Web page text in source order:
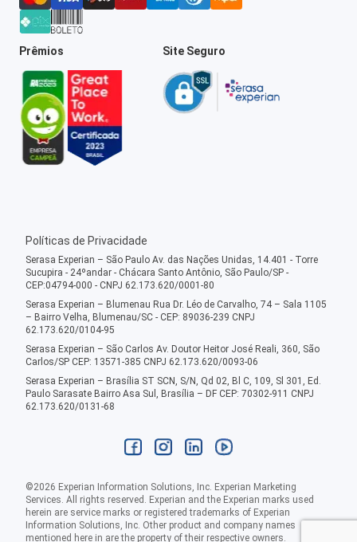
Prêmios Site Seguro
Políticas de Privacidade
Serasa Experian – São Paulo Av. das Nações Unidas, 14.401 - Torre
Sucupira - 24ºandar - Chácara Santo Antônio, São Paulo/SP -
CEP:04794-000 - CNPJ 62.173.620/0001-80
Serasa Experian – Blumenau Rua Dr. Léo de Carvalho, 74 – Sala 1105
– Bairro Velha, Blumenau/SC - CEP: 89036-239 CNPJ
62.173.620/0104-95
Serasa Experian – São Carlos Av. Doutor Heitor José Reali, 360, São
Carlos/SP CEP: 13571-385 CNPJ 62.173.620/0093-06
Serasa Experian – Brasília ST SCN, S/N, Qd 02, Bl C, 109, Sl 301, Ed.
Paulo Sarasate Bairro Asa Sul, Brasília – DF CEP: 70302-911 CNPJ
62.173.620/0131-68
©2026 Experian Information Solutions, Inc. Experian Marketing
Services. All rights reserved. Experian and the Experian marks used
herein are service marks or registered trademarks of Experian
Information Solutions, Inc. Other product and company names
mentioned here in are the property of their respective owners.